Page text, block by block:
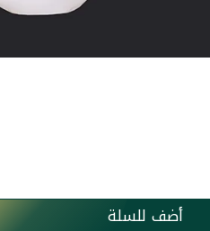
أضف للسلة